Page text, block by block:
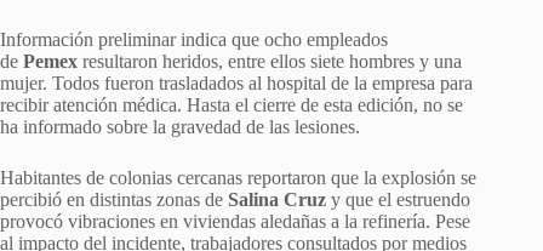
Información preliminar indica que ocho empleados
de Pemex resultaron heridos, entre ellos siete hombres y una
mujer. Todos fueron trasladados al hospital de la empresa para
recibir atención médica. Hasta el cierre de esta edición, no se
ha informado sobre la gravedad de las lesiones.
Habitantes de colonias cercanas reportaron que la explosión se
percibió en distintas zonas de Salina Cruz y que el estruendo
provocó vibraciones en viviendas aledañas a la refinería. Pese
al impacto del incidente, trabajadores consultados por medios